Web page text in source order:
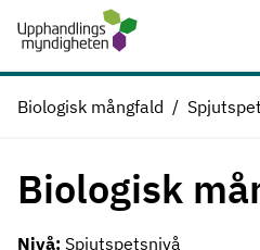
Hoppa till huvudinnehåll
Biologisk mångfald
Biologisk
Nivå: Spjutspetsnivå